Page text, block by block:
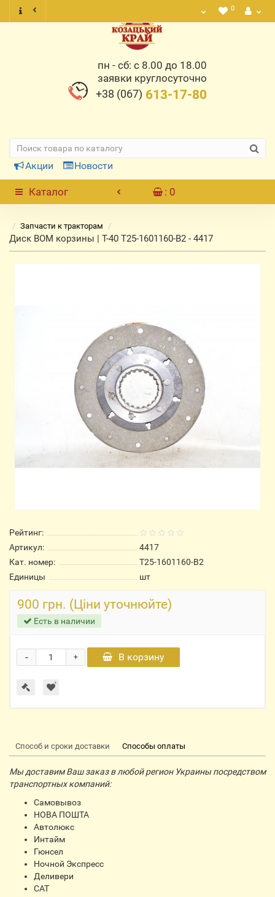
0
пн - сб: с 8.00 до 18.00
заявки круглосуточно
+38 (067) 613-17-80
Акции Новости
Каталог : 0
Запчасти к тракторам
Диск ВОМ корзины | Т-40 Т25-1601160-В2 - 4417
Рейтинг:
Артикул:
4417
Кат. номер:
Т25-1601160-В2
Единицы
шт
900 грн. (Ціни уточнюйте)
Есть в наличии
+
- В корзину
Способ и сроки доставки Способы оплаты
Мы доставим Ваш заказ в любой регион Украины посредством
транспортных компаний:
Самовывоз
НОВА ПОШТА
Автолюкс
Интайм
Гюнсел
Ночной Экспресс
Деливери
CАТ